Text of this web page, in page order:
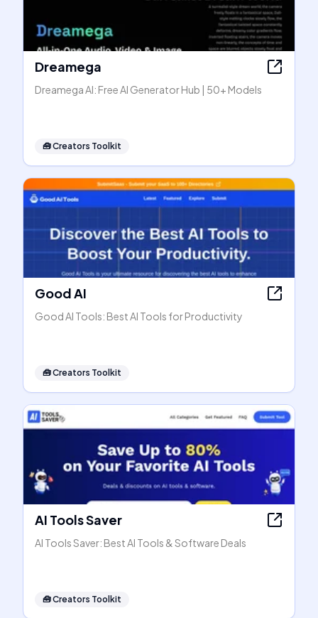
Dreamega
Dreamega AI: Free AI Generator Hub | 50+ Models
🧰Creators Toolkit
Good AI
Good AI Tools: Best AI Tools for Productivity
🧰Creators Toolkit
AI Tools Saver
AI Tools Saver: Best AI Tools & Software Deals
🧰Creators Toolkit